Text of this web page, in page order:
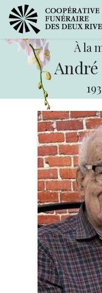
À la